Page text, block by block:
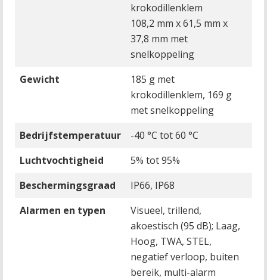
krokodillenklem
108,2 mm x 61,5 mm x
37,8 mm met
snelkoppeling
Gewicht
185 g met
krokodillenklem, 169 g
met snelkoppeling
Bedrijfstemperatuur
-40 °C tot 60 °C
Luchtvochtigheid
5% tot 95%
Beschermingsgraad
IP66, IP68
Alarmen en typen
Visueel, trillend,
akoestisch (95 dB); Laag,
Hoog, TWA, STEL,
negatief verloop, buiten
bereik, multi-alarm